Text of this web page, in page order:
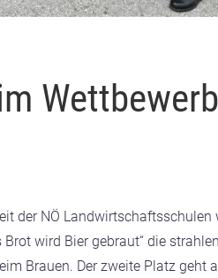
Wettbewerb
der NÖ Landwirtschaftsschulen
wird Bier gebraut“ die
Brauen. Der zweite Platz geht